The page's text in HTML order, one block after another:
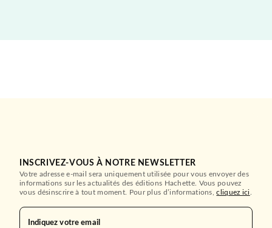
INSCRIVEZ-VOUS À NOTRE NEWSLETTER
Votre adresse e-mail sera uniquement utilisée pour vous envoyer des
informations sur les actualités des éditions Hachette. Vous pouvez
vous désinscrire à tout moment. Pour plus d’informations,cliquez ici
Indiquez votre email